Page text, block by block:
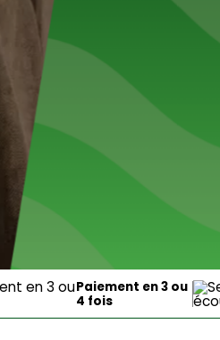
Paiement en 3 ou
4 fois